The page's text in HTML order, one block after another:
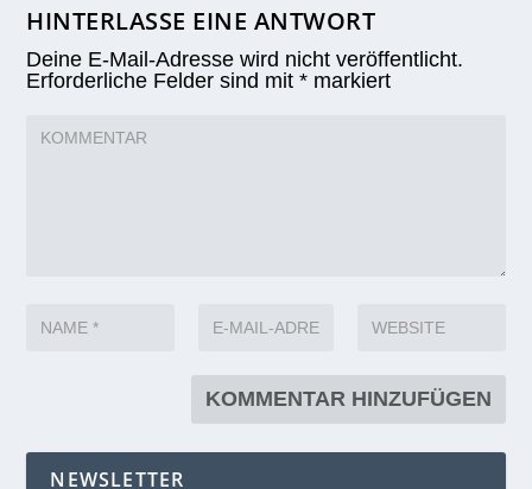
HINTERLASSE EINE ANTWORT
Deine E-Mail-Adresse wird nicht veröffentlicht.
Erforderliche Felder sind mit* markiert
NEWSLETTER